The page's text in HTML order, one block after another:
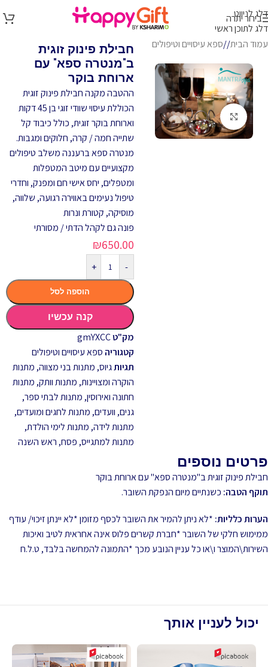
דלג לניווט
דלג לתוכן ראשי
בירור יתרה
עמוד הבית/ ספא עיסויים וטיפולים
לחץ להגדלה
חבילת פינוק זוגית
ב"מנטרה ספא" עם
ארוחת בוקר
ההטבה מקנה חבילת פינוק זוגית
הכוללת עיסוי שוודי זוגי בן 45 דקות
וארוחת בוקר זוגית, כולל כיבוד קל
שתייה חמה / קרה, חלוקים ומגבות.
מנטרה ספא ברעננה משלב טיפולים
מקצועיים עם מיטב המטפלות
ומטפלים, יחס אישי חם ומפנק, וחדרי
טיפול נעימים באווירה רגועה, שלווה,
מוסיקה, קטורת ונרות
פונה גם לקהל הדתי / מסורתי
₪650.00
-
+
הוספה לסל
קנה עכשיו
מק"טgmYXCC
קטגוריה ספא עיסויים וטיפולים
תגיותגיוס, מתנות בני מצווה, מתנות
הוקרה ומצויינות, מתנות וותק, מתנות
חתונה ואירוסין, מתנות לבתי ספר,
גנים, וועדים, מתנות לחגים ומועדים,
מתנות לידה, מתנות לימי הולדת,
מתנות למתגייס, פסח, ראש השנה
פרטים נוספים
חבילת פינוק זוגית ב"מנטרה ספא" עם ארוחת בוקר
תוקף הטבה: כשנתיים מיום הנפקת השובר.
הערות כלליות: *לא ניתן להמיר את השובר לכסף מזומן *לא יינתן זיכוי/ עודף
ממימוש חלקי של השובר *חברת קשרים פלוס אינה אחראית לטיב ואיכות
השירות\המוצר ו\או כל עניין הנובע מכך *התמונה להמחשה בלבד, ט.ל.ח
יכול לעניין אותך